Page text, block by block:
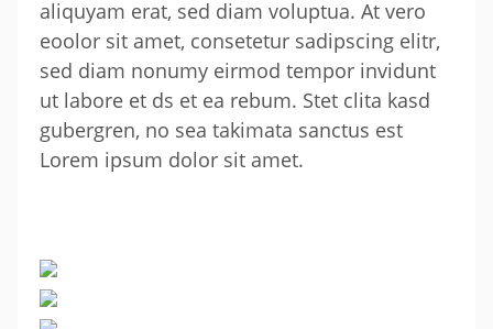
aliquyam erat, sed diam voluptua. At vero
eoolor sit amet, consetetur sadipscing elitr,
sed diam nonumy eirmod tempor invidunt
ut labore et ds et ea rebum. Stet clita kasd
gubergren, no sea takimata sanctus est
Lorem ipsum dolor sit amet.